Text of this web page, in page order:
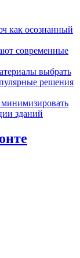
как осознанный
современные
выбрать
решения
зданий